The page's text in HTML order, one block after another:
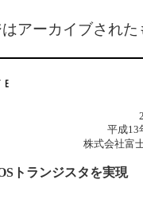
アーカイブされ
平成13
株式会社富
トランジスタを実現